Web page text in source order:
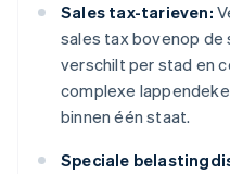
Sales tax-tarieven:
sales tax bovenop de
verschilt per stad en
complexe
binnen één staat.
Speciale